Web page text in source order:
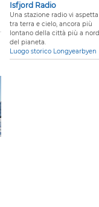
Isfjord Radio
Una stazione radio vi aspetta
tra terra e cielo, ancora più
lontano della città più a nord
del pianeta.
Luogo storico Longyearbyen